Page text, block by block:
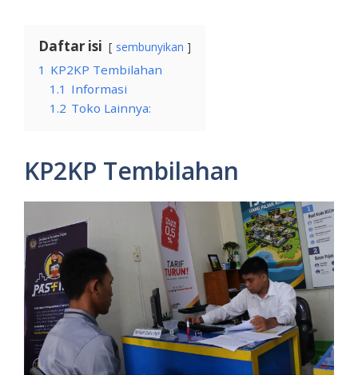
Daftar isi sembunyikan
1 KP2KP Tembilahan
1.1 Informasi
1.2 Toko Lainnya:
KP2KP Tembilahan